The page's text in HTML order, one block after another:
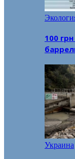
100
Украина